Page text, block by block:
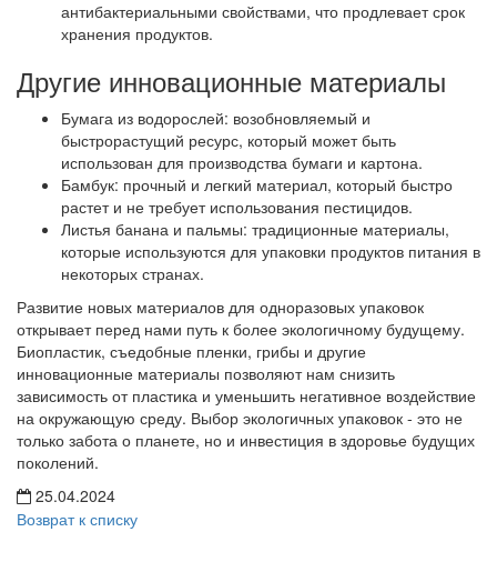
антибактериальными свойствами, что продлевает срок
хранения продуктов.
Другие инновационные материалы
Бумага из водорослей: возобновляемый и
быстрорастущий ресурс, который может быть
использован для производства бумаги и картона.
Бамбук: прочный и легкий материал, который быстро
растет и не требует использования пестицидов.
Листья банана и пальмы: традиционные материалы,
которые используются для упаковки продуктов питания в
некоторых странах.
Развитие новых материалов для одноразовых упаковок
открывает перед нами путь к более экологичному будущему.
Биопластик, съедобные пленки, грибы и другие
инновационные материалы позволяют нам снизить
зависимость от пластика и уменьшить негативное воздействие
на окружающую среду. Выбор экологичных упаковок - это не
только забота о планете, но и инвестиция в здоровье будущих
поколений.
25.04.2024
Возврат к списку